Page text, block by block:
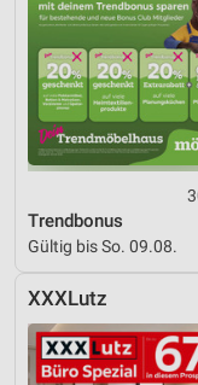
Trendbonus
Gültig bis So. 09.08.
XXXLutz
IAB-Besonderheiten:
Verwendung
Geräte anhand von
Informationen
Nicht-IAB-
Performance
Funktional
Werbung